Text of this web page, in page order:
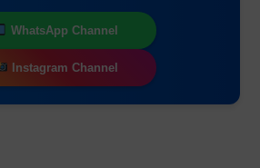
WhatsApp Channel
Instagram Channel